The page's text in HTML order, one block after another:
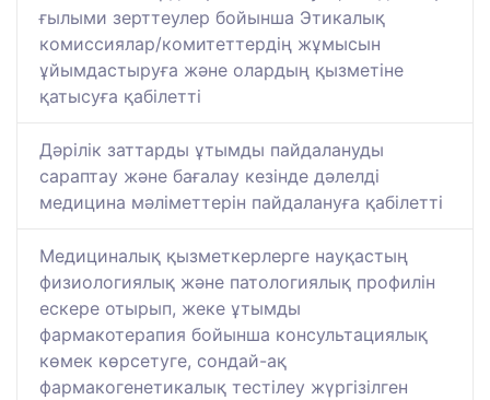
ғылыми зерттеулер бойынша Этикалық
комиссиялар/комитеттердің жұмысын
ұйымдастыруға және олардың қызметіне
қатысуға қабілетті
Дәрілік заттарды ұтымды пайдалануды
сараптау және бағалау кезінде дәлелді
медицина мәліметтерін пайдалануға қабілетті
Медициналық қызметкерлерге науқастың
физиологиялық және патологиялық профилін
ескере отырып, жеке ұтымды
фармакотерапия бойынша консультациялық
көмек көрсетуге, сондай-ақ
фармакогенетикалық тестілеу жүргізілген